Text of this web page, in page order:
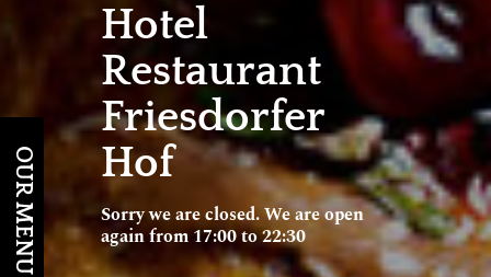
Hotel
Restaurant
Friesdorfer
Hof
Sorry we are closed. We are open
again from 17:00 to 22:30
OUR MENU